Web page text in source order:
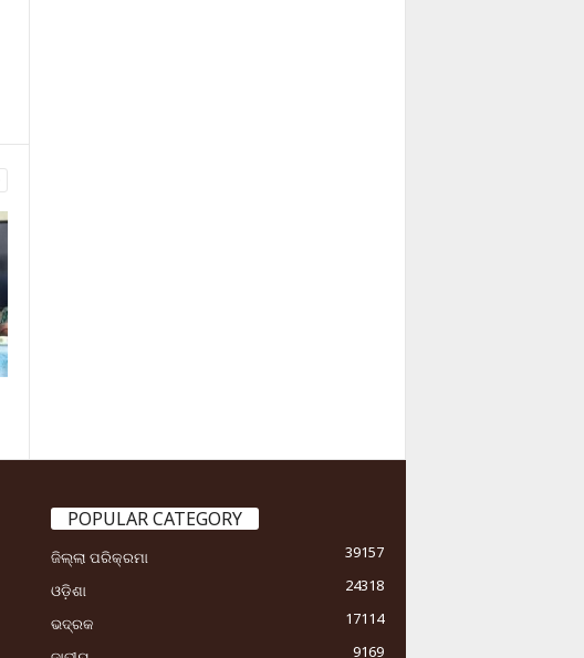
POPULAR CATEGORY
ଜିଲ୍ଲା ପରିକ୍ରମା
39157
ଓଡ଼ିଶା
24318
ଭଦ୍ରକ
17114
9169